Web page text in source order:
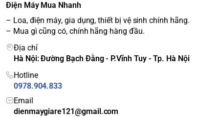
Thiết kế sang trọng, màu sắc
hài hòa
Tủ lạnh Sharp SJ-X316E-DSInverter được thiết kế khá đơn
giản nhưng không kém phần tinh tế với màu sắc sang trọng
làm nổi bật không gian nhà bạn hơn nữa tiện dụng với 2 cửa
riêng biệt giúp dễ dàng bảo quản đồ ăn, chân đế được gia
cố chắc chắn có thể đặt trên mọi bề mặt trong nhà.
Điện Máy Mua Nhanh
– Loa, điện máy, gia dụng, thiết bị vệ sinh chính hãng.
– Mua gì cũng có, chính hãng hàng đầu.
Địa chỉ
Hà Nội: Đường Bạch Đằng - P.Vĩnh Tuy - Tp. Hà Nội
Hotline
0978.904.833
Email
dienmaygiare121@gmail.com